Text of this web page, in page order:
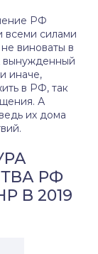
РФ
всеми силами
виноваты в
вынужденный
иначе,
в РФ, так
А
их дома
РФ
В 2019